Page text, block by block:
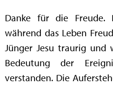
Danke für die Freude.
während das Leben
Jünger Jesu traurig und
Bedeutung der
verstanden. Die